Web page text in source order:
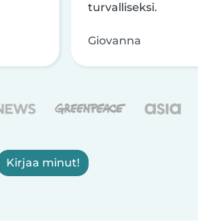
turvalliseksi.
Giovanna
Kirjaa minut!